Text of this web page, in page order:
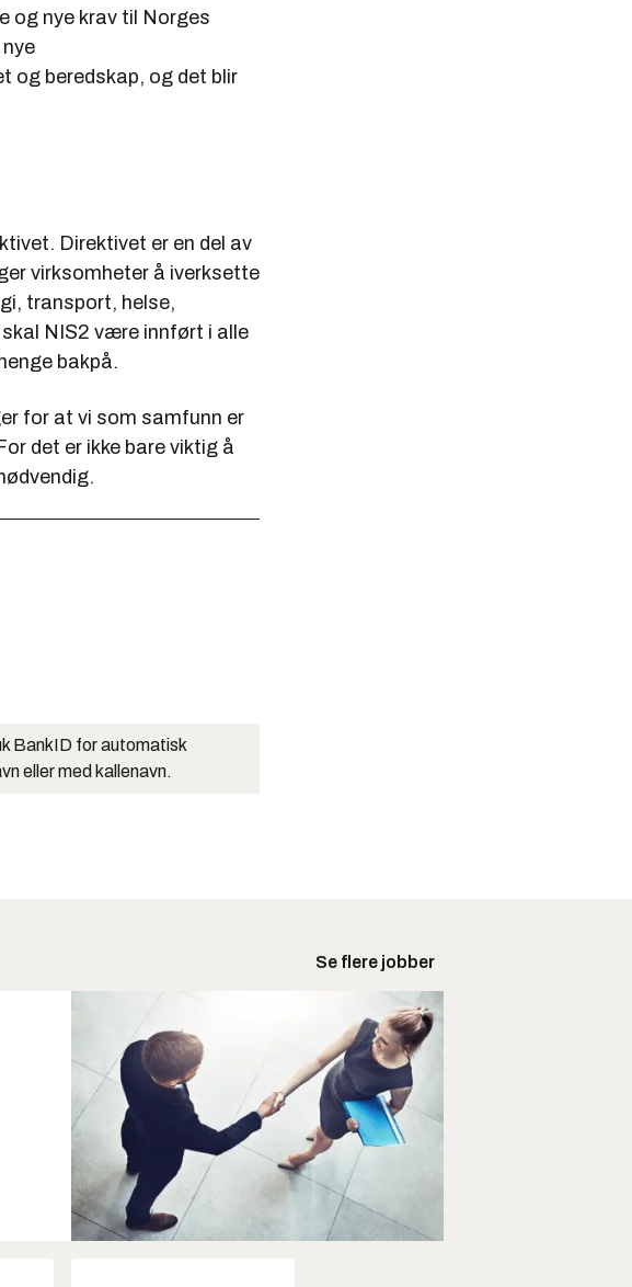
og nye krav til Norges
og beredskap, og det blir
Direktivet er en del av
virksomheter å iverksette
transport, helse,
NIS2 være innført i alle
bakpå.
for at vi som samfunn er
det er ikke bare viktig å
BankID for automatisk
eller med kallenavn.
Se flere jobber